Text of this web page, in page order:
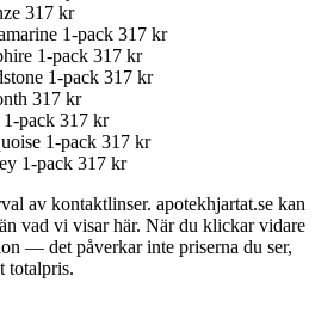
317 kr
1-pack 317 kr
1-pack 317 kr
1-pack 317 kr
317 kr
1-pack 317 kr
1-pack 317 kr
1-pack 317 kr
av kontaktlinser. apotekhjartat.se kan
vad vi visar här. När du klickar vidare
— det påverkar inte priserna du ser,
totalpris.